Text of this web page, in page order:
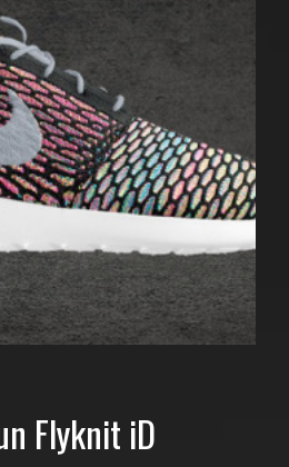
Flyknit iD